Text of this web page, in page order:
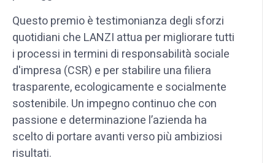
Questo premio è testimonianza degli sforzi
quotidiani che LANZI attua per migliorare tutti
i processi in termini di responsabilità sociale
d'impresa (CSR) e per stabilire una filiera
trasparente, ecologicamente e socialmente
sostenibile. Un impegno continuo che con
passione e determinazione l’azienda ha
scelto di portare avanti verso più ambiziosi
risultati.